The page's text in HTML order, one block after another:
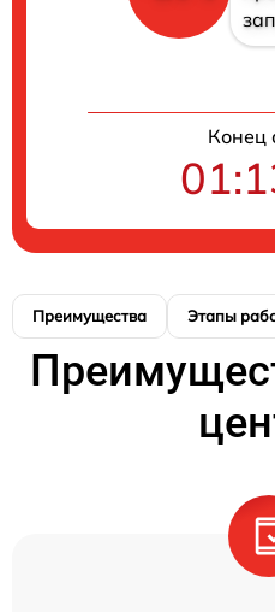
Конец
Преимущества Этапы